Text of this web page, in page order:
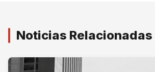
Noticias Relacionadas